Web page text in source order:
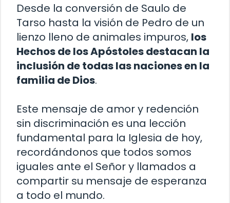
Desde la conversión de Saulo de
Tarso hasta la visión de Pedro de un
lienzo lleno de animales impuros, los
Hechos de los Apóstoles destacan la
inclusión de todas las naciones en la
familia de Dios.
Este mensaje de amor y redención
sin discriminación es una lección
fundamental para la Iglesia de hoy,
recordándonos que todos somos
iguales ante el Señor y llamados a
compartir su mensaje de esperanza
a todo el mundo.